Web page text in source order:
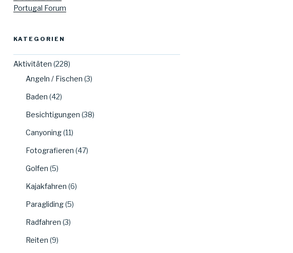
Portugal Forum
KATEGORIEN
Aktivitäten (228)
Angeln / Fischen (3)
Baden (42)
Besichtigungen (38)
Canyoning(11)
Fotografieren (47)
Golfen (5)
Kajakfahren (6)
Paragliding(5)
Radfahren (3)
Reiten (9)